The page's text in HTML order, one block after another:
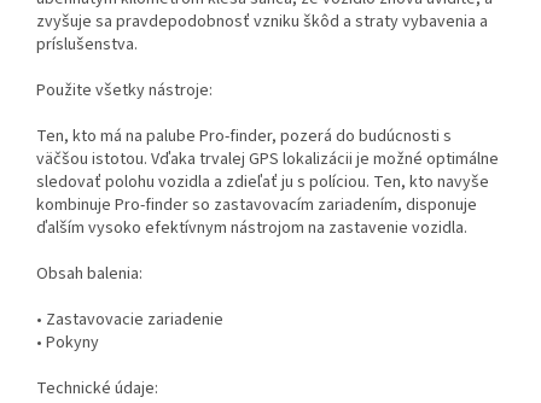
zvyšuje sa pravdepodobnosť vzniku škôd a straty vybavenia a
príslušenstva.
Použite všetky nástroje:
Ten, kto má na palube Pro-finder, pozerá do budúcnosti s
väčšou istotou. Vďaka trvalej GPS lokalizácii je možné optimálne
sledovať polohu vozidla a zdieľať ju s políciou. Ten, kto navyše
kombinuje Pro-finder so zastavovacím zariadením, disponuje
ďalším vysoko efektívnym nástrojom na zastavenie vozidla.
Obsah balenia:
• Zastavovacie zariadenie
• Pokyny
Technické údaje: